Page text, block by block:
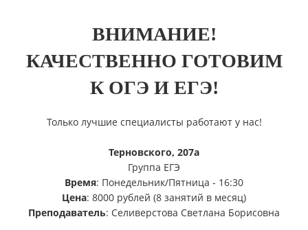
ВНИМАНИЕ!
КАЧЕСТВЕННО ГОТОВИМ
К ОГЭ И ЕГЭ!
Только лучшие специалисты работают у нас!
Терновского, 207а
Группа ЕГЭ
Время: Понедельник/Пятница - 16:30
Цена: 8000 рублей (8 занятий в месяц)
Преподаватель: Селиверстова Светлана Борисовна